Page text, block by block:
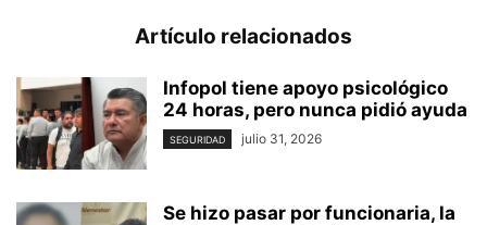
Artículo relacionados
Infopol tiene apoyo psicológico
24 horas, pero nunca pidió ayuda
SEGURIDAD julio 31, 2026
Se hizo pasar por funcionaria, la